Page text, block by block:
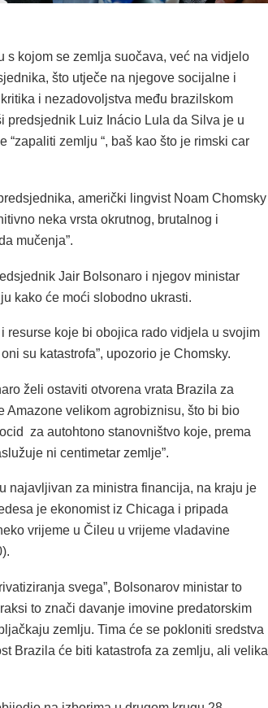
s kojom se zemlja suočava, već na vidjelo
što utječe na njegove socijalne i
i nezadovoljstva među brazilskom
predsjednik Luiz Inácio Lula da Silva je u
“zapaliti zemlju “, baš kao što je rimski car
američki lingvist Noam Chomsky
neka vrsta okrutnog, brutalnog i
mučenja”.
Jair Bolsonaro i njegov ministar
kako će moći slobodno ukrasti.
resurse koje bi obojica rado vidjela u svojim
su katastrofa”, upozorio je Chomsky.
želi ostaviti otvorena vrata Brazila za
Amazone velikom agrobiznisu, što bi bio
za autohtono stanovništvo koje, prema
ni centimetar zemlje”.
najavljivan za ministra financija, na kraju je
je ekonomist iz Chicaga i pripada
vrijeme u Čileu u vrijeme vladavine
svega”, Bolsonarov ministar to
to znači davanje imovine predatorskim
zemlju. Tima će se pokloniti sredstva
Brazila će biti katastrofa za zemlju, ali velika